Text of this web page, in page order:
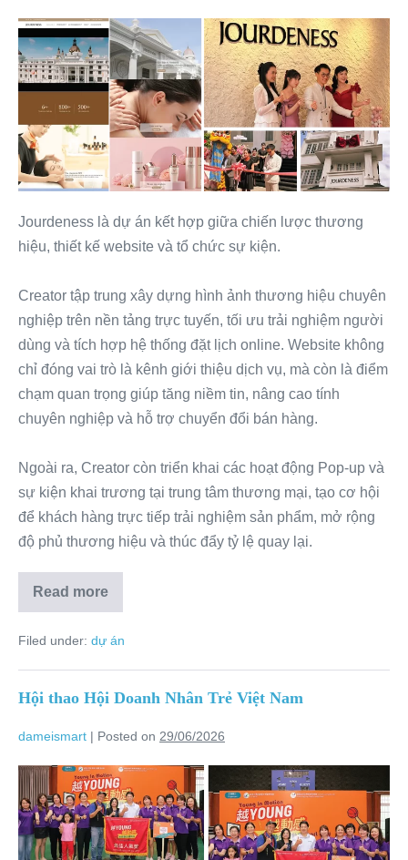
Jourdeness là dự án kết hợp giữa chiến lược thương
hiệu, thiết kế website và tổ chức sự kiện.
Creator tập trung xây dựng hình ảnh thương hiệu chuyên
nghiệp trên nền tảng trực tuyến, tối ưu trải nghiệm người
dùng và tích hợp hệ thống đặt lịch online. Website không
chỉ đóng vai trò là kênh giới thiệu dịch vụ, mà còn là điểm
chạm quan trọng giúp tăng niềm tin, nâng cao tính
chuyên nghiệp và hỗ trợ chuyển đổi bán hàng.
Ngoài ra, Creator còn triển khai các hoạt động Pop-up và
sự kiện khai trương tại trung tâm thương mại, tạo cơ hội
để khách hàng trực tiếp trải nghiệm sản phẩm, mở rộng
độ phủ thương hiệu và thúc đẩy tỷ lệ quay lại.
Read more
Filed under: dự án
Hội thao Hội Doanh Nhân Trẻ Việt Nam
dameismart | Posted on 29/06/2026